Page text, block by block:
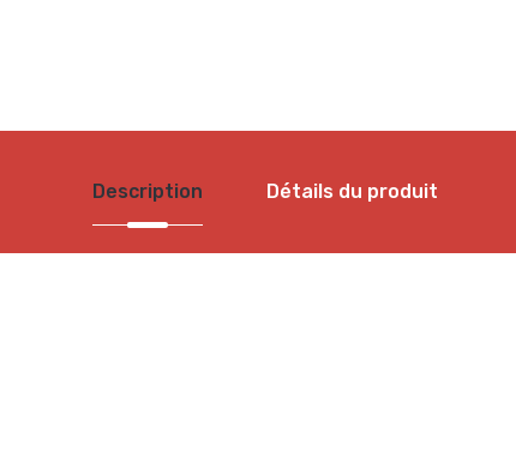
Description Détails du produit